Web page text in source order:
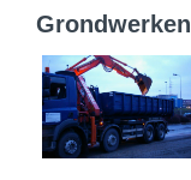
Grondwerken